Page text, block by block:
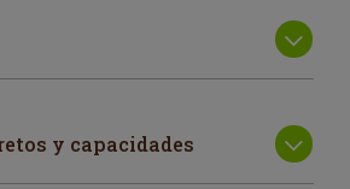
y capacidades